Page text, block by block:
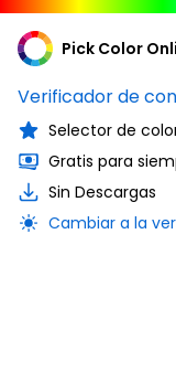
Pick Color
Verificador de
Selector de
Gratis para
Sin Descargas
Cambiar a la